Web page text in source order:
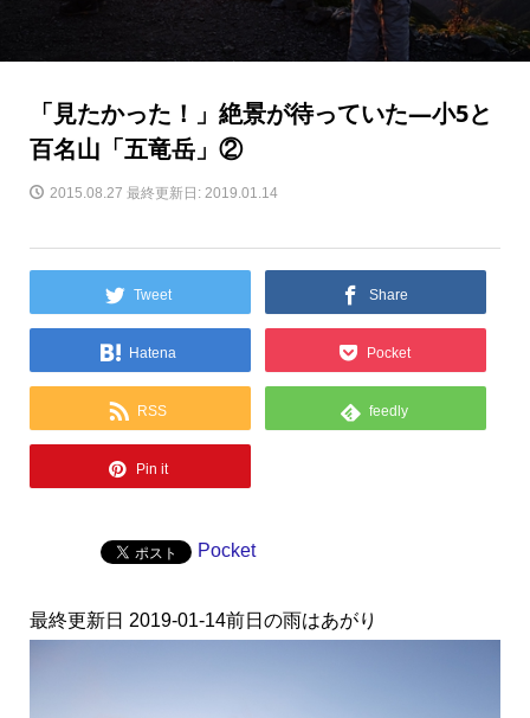
「見たかった！」絶景が待っていた―小5と
百名山「五竜岳」②
2015.08.27 最終更新日: 2019.01.14
Tweet Share
Hatena Pocket
RSS feedly
Pin it
Pocket
最終更新日 2019-01-14前日の雨はあがり